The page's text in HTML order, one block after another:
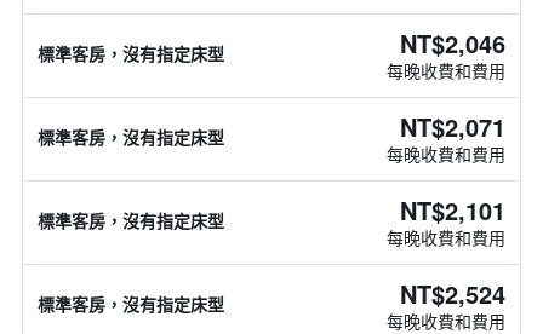
標準客房，沒有指定床型 NT$2,046
每晚收費和費用
標準客房，沒有指定床型 NT$2,071
每晚收費和費用
標準客房，沒有指定床型 NT$2,101
每晚收費和費用
標準客房，沒有指定床型 NT$2,524
每晚收費和費用